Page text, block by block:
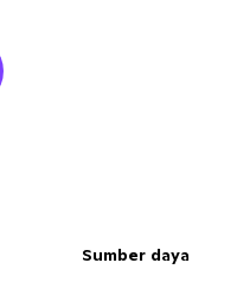
Sumber daya